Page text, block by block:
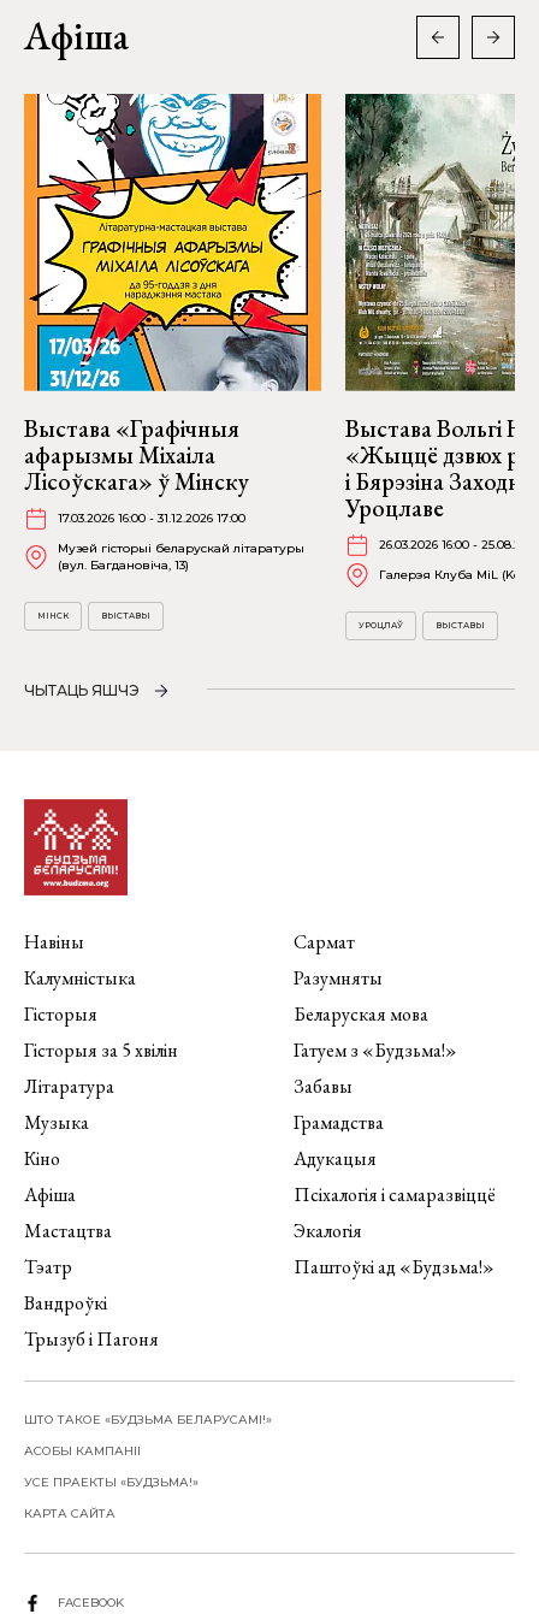
Афіша
Выстава «Графічныя
афарызмы Міхаіла
Лісоўскага» ў Мінску
17.03.2026 16:00 - 31.12.2026 17:00
Музей гісторыі беларускай літаратуры
(вул. Багдановіча, 13)
МІНСК ВЫСТАВЫ
Выстава Вольгі
«Жыццё дзвюх
і Бярэзіна
Уроцлаве
26.03.2026 16:00 -
Галерэя Клуба MiL
УРОЦЛАЎ ВЫСТАВЫ
ЧЫТАЦЬ ЯШЧЭ
Навіны
Калумністыка
Гісторыя
Гісторыя за 5 хвілін
Літаратура
Музыка
Кіно
Афіша
Мастацтва
Тэатр
Вандроўкі
Трызуб і Пагоня
Сармат
Разумняты
Беларуская мова
Гатуем з «Будзьма!»
Забавы
Грамадства
Адукацыя
Псіхалогія і самаразвіццё
Экалогія
Паштоўкі ад «Будзьма!»
ШТО ТАКОЕ «БУДЗЬМА БЕЛАРУСАМІ!»
АСОБЫ КАМПАНІІ
УСЕ ПРАЕКТЫ «БУДЗЬМА!»
КАРТА САЙТА
FACEBOOK